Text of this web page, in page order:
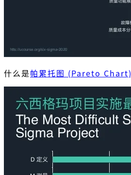
什么是帕累托图 (Pareto Chart)